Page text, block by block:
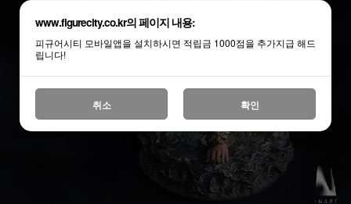
www.figurecity.co.kr의 페이지 내용:
피규어시티 모바일앱을 설치하시면 적립금 1000점을 추가지급 해드
립니다!
취소 확인